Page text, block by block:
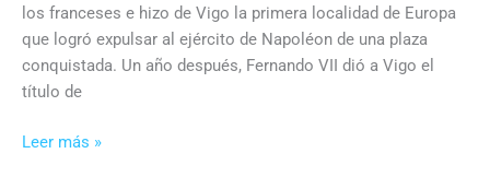
los franceses e hizo de Vigo la primera localidad de Europa
que logró expulsar al ejército de Napoléon de una plaza
conquistada. Un año después, Fernando VII dió a Vigo el
título de
FIESTA
Leer más »